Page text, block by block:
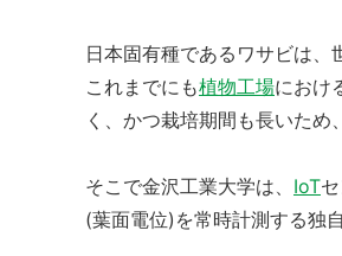
日本固有種であるワサビは、
これまでにも植物工場におけ
く、かつ栽培期間も長いため
そこで金沢工業大学は、 IoT
(葉面電位)を常時計測する独